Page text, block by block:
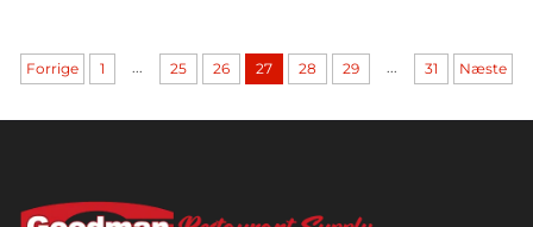
Forrige 1 ... 25 26 27 28 29 ... 31 Næste